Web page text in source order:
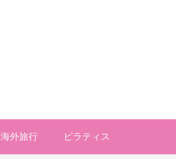
海外旅行 ピラティス